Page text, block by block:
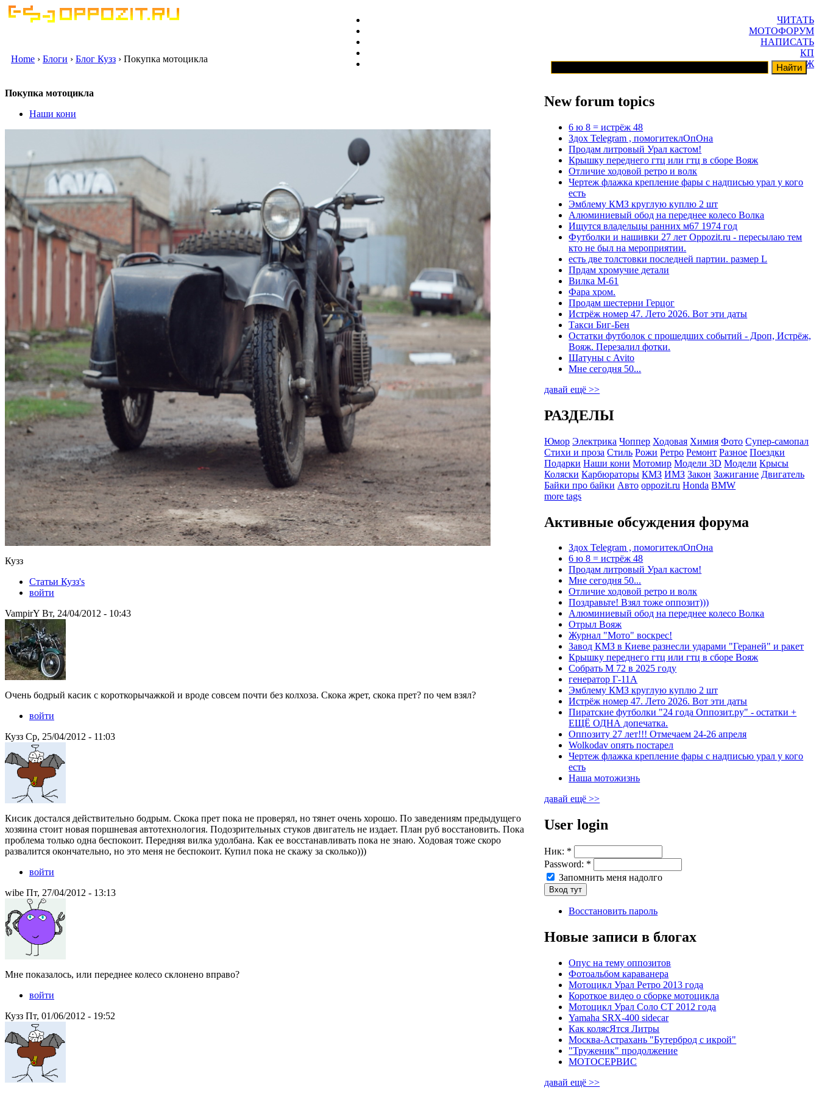
ЧИТАТЬ
МОТОФОРУМ
НАПИСАТЬ
КП
ГАРАЖ
Home › Блоги › Блог Кузз › Покупка мотоцикла
Покупка мотоцикла
Наши кони
Кузз
Статьи Кузз's
войти
VampirY Вт, 24/04/2012 - 10:43
Очень бодрый касик с короткорычажкой и вроде совсем почти без колхоза. Скока жрет, скока прет? по чем взял?
войти
Кузз Ср, 25/04/2012 - 11:03
Кисик достался действительно бодрым. Скока прет пока не проверял, но тянет очень хорошо. По заведениям предыдущего
хозяина стоит новая поршневая автотехнология. Подозрительных стуков двигатель не издает. План руб восстановить. Пока
проблема только одна беспокоит. Передняя вилка удолбана. Как ее восстанавливать пока не знаю. Ходовая тоже скоро
развалится окончательно, но это меня не беспокоит. Купил пока не скажу за сколько)))
войти
wibe Пт, 27/04/2012 - 13:13
Мне показалось, или переднее колесо склонено вправо?
войти
Кузз Пт, 01/06/2012 - 19:52
New forum topics
6 ю 8 = истрёж 48
Здох Telegram , помогитеклОпОна
Продам литровый Урал кастом!
Крышку переднего гтц или гтц в сборе Вояж
Отличие ходовой ретро и волк
Чертеж флажка крепление фары с надписью урал у кого
есть
Эмблему КМЗ круглую куплю 2 шт
Алюминиевый обод на переднее колесо Волка
Ищутся владельцы ранних м67 1974 год
Футболки и нашивки 27 лет Oppozit.ru - пересылаю тем
кто не был на мероприятии.
есть две толстовки последней партии. размер L
Прдам хромучие детали
Вилка М-61
Фара хром.
Продам шестерни Герцог
Истрёж номер 47. Лето 2026. Вот эти даты
Такси Биг-Бен
Остатки футболок с прошедших событий - Дроп, Истрёж,
Вояж. Перезалил фотки.
Шатуны с Avito
Мне сегодня 50...
давай ещё >>
РАЗДЕЛЫ
Юмор Электрика Чоппер Ходовая Химия Фото Супер-самопал
Стихи и проза Стиль Рожи Ретро Ремонт Разное Поездки
Подарки Наши кони Мотомир Модели 3D Модели Крысы
Коляски Карбюраторы КМЗ ИМЗ Закон Зажигание Двигатель
Байки про байки Авто oppozit.ru Honda BMW
more tags
Активные обсуждения форума
Здох Telegram , помогитеклОпОна
6 ю 8 = истрёж 48
Продам литровый Урал кастом!
Мне сегодня 50...
Отличие ходовой ретро и волк
Поздравьте! Взял тоже оппозит)))
Алюминиевый обод на переднее колесо Волка
Отрыл Вояж
Журнал "Мото" воскрес!
Завод КМЗ в Киеве разнесли ударами "Гераней" и ракет
Крышку переднего гтц или гтц в сборе Вояж
Собрать М 72 в 2025 году
генератор Г-11А
Эмблему КМЗ круглую куплю 2 шт
Истрёж номер 47. Лето 2026. Вот эти даты
Пиратские футболки "24 года Оппозит.ру" - остатки +
ЕЩЁ ОДНА допечатка.
Оппозиту 27 лет!!! Отмечаем 24-26 апреля
Wolkodav опять постарел
Чертеж флажка крепление фары с надписью урал у кого
есть
Наша мотожизнь
давай ещё >>
User login
Ник: *
Password: *
Запомнить меня надолго
Восстановить пароль
Новые записи в блогах
Опус на тему оппозитов
Фотоальбом караванера
Мотоцикл Урал Ретро 2013 года
Короткое видео о сборке мотоцикла
Мотоцикл Урал Соло СТ 2012 года
Yamaha SRX-400 sidecar
Как колясЯтся Литры
Москва-Астрахань "Бутерброд с икрой"
"Труженик" продолжение
МОТОСЕРВИС
давай ещё >>